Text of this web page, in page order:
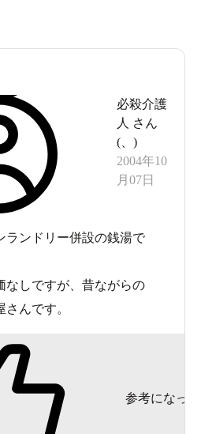
必殺介護
人 さん
(
)
2004年10
月07日
ランドリー併設の銭湯で
なしですが、昔ながらの
んです。
参考になった